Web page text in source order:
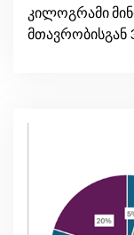
კილოგრამი
მთავრობისგან